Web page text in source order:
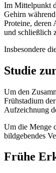
Im Mittelpunkt
Gehirn
Proteine, deren
und schließlich
Insbesondere
Studie
Um den
Frühstadium
Aufzeichnung
Um die Menge
bildgebendes
Frühe